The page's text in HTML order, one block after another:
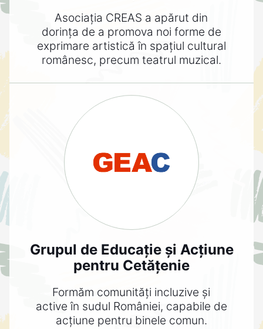
Asociația CREAS a apărut din
dorința de a promova noi forme de
exprimare artistică în spațiul cultural
românesc, precum teatrul muzical.
Grupul de Educație și Acțiune
pentru Cetățenie
Formăm comunități incluzive și
active în sudul României, capabile de
acțiune pentru binele comun.